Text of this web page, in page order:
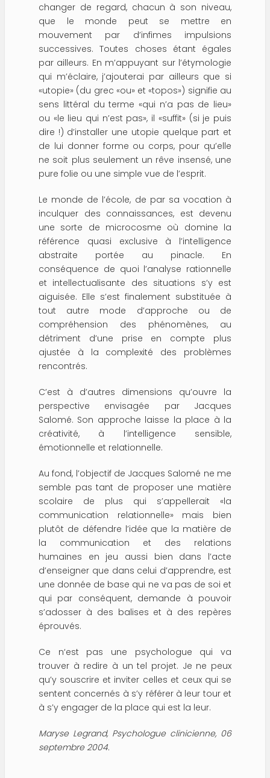
changer de regard, chacun à son niveau,
que le monde peut se mettre en
mouvement par d’infimes impulsions
successives. Toutes choses étant égales
par ailleurs. En m’appuyant sur l’étymologie
qui m’éclaire, j’ajouterai par ailleurs que si
«utopie» (du grec «ou» et «topos») signifie au
sens littéral du terme «qui n’a pas de lieu»
ou «le lieu qui n’est pas», il «suffit» (si je puis
dire !) d’installer une utopie quelque part et
de lui donner forme ou corps, pour qu’elle
ne soit plus seulement un rêve insensé, une
pure folie ou une simple vue de l’esprit.
Le monde de l’école, de par sa vocation à
inculquer des connaissances, est devenu
une sorte de microcosme où domine la
référence quasi exclusive à l’intelligence
abstraite portée au pinacle. En
conséquence de quoi l’analyse rationnelle
et intellectualisante des situations s’y est
aiguisée. Elle s’est finalement substituée à
tout autre mode d’approche ou de
compréhension des phénomènes, au
détriment d’une prise en compte plus
ajustée à la complexité des problèmes
rencontrés.
C’est à d’autres dimensions qu’ouvre la
perspective envisagée par Jacques
Salomé. Son approche laisse la place à la
créativité, à l’intelligence sensible,
émotionnelle et relationnelle.
Au fond, l’objectif de Jacques Salomé ne me
semble pas tant de proposer une matière
scolaire de plus qui s’appellerait «la
communication relationnelle» mais bien
plutôt de défendre l’idée que la matière de
la communication et des relations
humaines en jeu aussi bien dans l’acte
d’enseigner que dans celui d’apprendre, est
une donnée de base qui ne va pas de soi et
qui par conséquent, demande à pouvoir
s’adosser à des balises et à des repères
éprouvés.
Ce n‘est pas une psychologue qui va
trouver à redire à un tel projet. Je ne peux
qu’y souscrire et inviter celles et ceux qui se
sentent concernés à s’y référer à leur tour et
à s’y engager de la place qui est la leur.
Maryse Legrand, Psychologue clinicienne, 06
septembre 2004.